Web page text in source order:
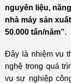
nguyên liệu,
nhà máy sản
50.000 tấn/năm”.
Đây là nhiệm vụ
nghệ trong quá
vụ sự nghiệp